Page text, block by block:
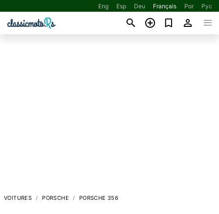
Eng Esp Deu Français Por Рус
VOITURES PORSCHE PORSCHE 356